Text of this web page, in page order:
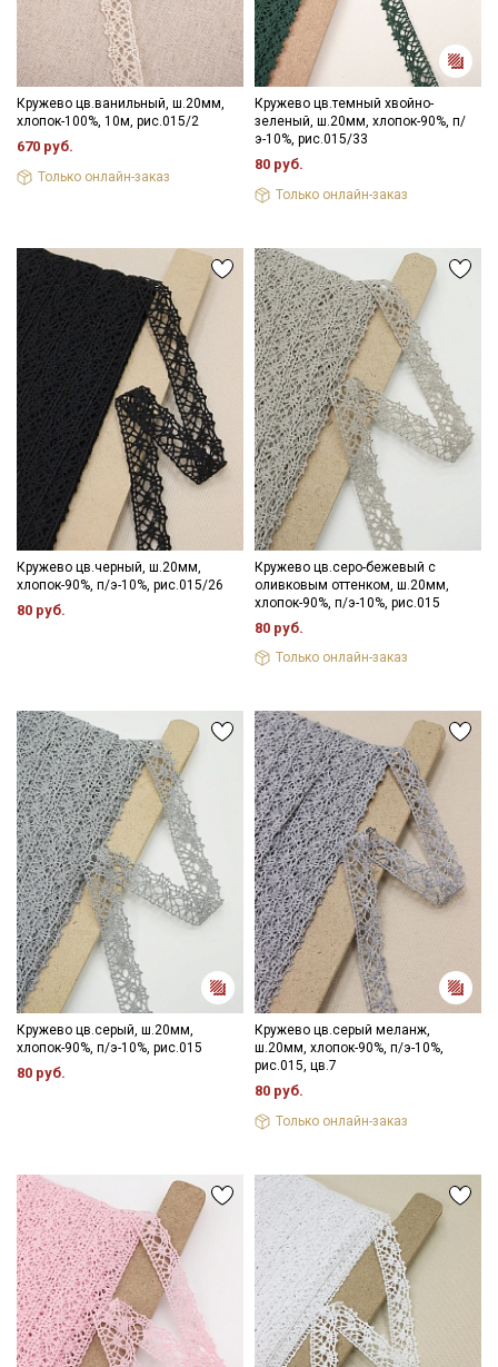
Кружево цв.ванильный, ш.20мм,
хлопок-100%, 10м, рис.015/2
670 руб.
Только онлайн-заказ
Кружево цв.темный хвойно-
зеленый, ш.20мм, хлопок-90%, п/
э-10%, рис.015/33
80 руб.
Только онлайн-заказ
Кружево цв.черный, ш.20мм,
хлопок-90%, п/э-10%, рис.015/26
80 руб.
Кружево цв.серо-бежевый с
оливковым оттенком, ш.20мм,
хлопок-90%, п/э-10%, рис.015
80 руб.
Только онлайн-заказ
Кружево цв.серый, ш.20мм,
хлопок-90%, п/э-10%, рис.015
80 руб.
Кружево цв.серый меланж,
ш.20мм, хлопок-90%, п/э-10%,
рис.015, цв.7
80 руб.
Только онлайн-заказ
Секретная рассылка от Купава
Мы публикуем здесь дополнительные
промокоды и скидки до 30% на узкие
Электронная почта
Подписаться
Ознакомлен(а) сПолитикой обработки персональных
данных
и даюСогласие на обработку персональных
данных
Даю
Согласие на получение рекламных и
информационных рассылок